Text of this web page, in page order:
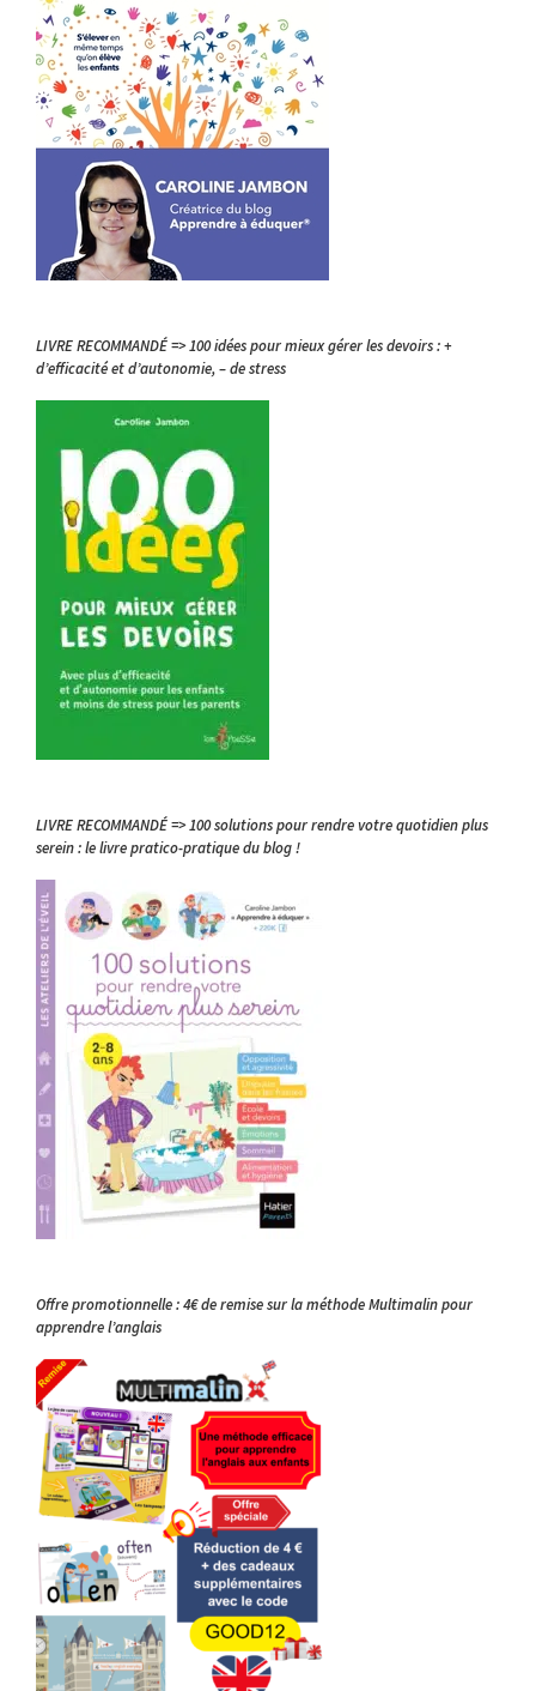
LIVRE RECOMMANDÉ => 100 idées pour mieux gérer les devoirs : +
d’efficacité et d’autonomie, – de stress
LIVRE RECOMMANDÉ => 100 solutions pour rendre votre quotidien plus
serein : le livre pratico-pratique du blog !
Offre promotionnelle : 4€ de remise sur la méthode Multimalin pour
apprendre l’anglais